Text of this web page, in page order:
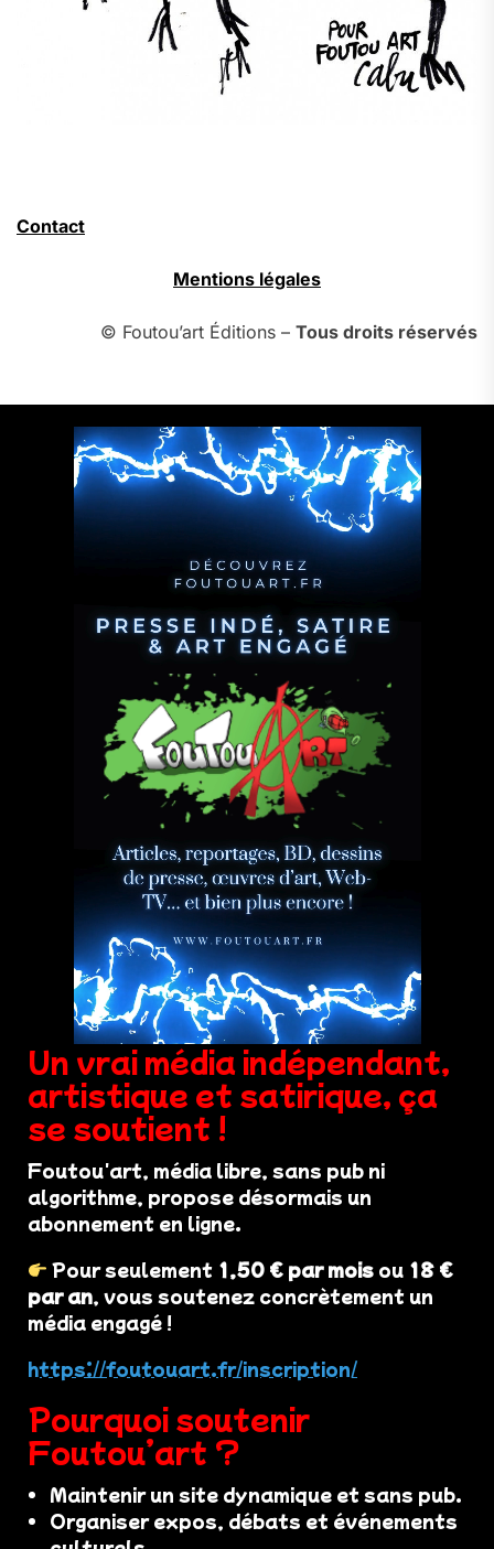
Contact
Mentions légales
© Foutou’art Éditions – Tous droits réservés
Un vrai média indépendant,
artistique et satirique, ça
se soutient !
Foutou'art, média libre, sans pub ni
algorithme, propose désormais un
abonnement en ligne.
Pour seulement 1,50 € par mois ou 18 €
par an, vous soutenez concrètement un
média engagé !
https://foutouart.fr/inscription/
Pourquoi soutenir
Foutou’art ?
Maintenir un site dynamique et sans pub.
Organiser expos, débats et événements